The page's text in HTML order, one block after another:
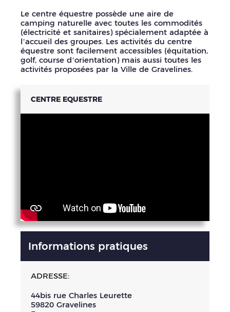
Le centre équestre possède une aire de
camping naturelle avec toutes les commodités
(électricité et sanitaires) spécialement adaptée à
l’accueil des groupes. Les activités du centre
équestre sont facilement accessibles (équitation,
golf, course d’orientation) mais aussi toutes les
activités proposées par la Ville de Gravelines.
CENTRE EQUESTRE
Informations pratiques
ADRESSE:
44bis rue Charles Leurette
59820 Gravelines